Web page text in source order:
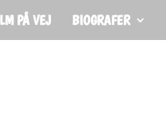
PÅ VEJ BIOGRAFER